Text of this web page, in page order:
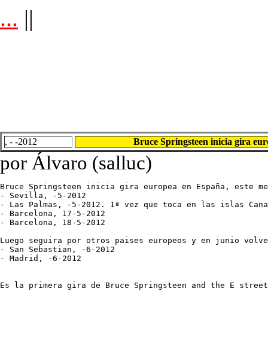
... ||
, - -2012 Bruce Springsteen inicia gira
por Álvaro (salluc)
Bruce Springsteen inicia gira europea en España, este
- Sevilla, -5-2012
- Las Palmas, -5-2012. 1ª vez que toca en las islas
- Barcelona, 17-5-2012
- Barcelona, 18-5-2012
Luego seguira por otros paises europeos y en junio
- San Sebastian, -6-2012
- Madrid, -6-2012
Es la primera gira de Bruce Springsteen and the E street